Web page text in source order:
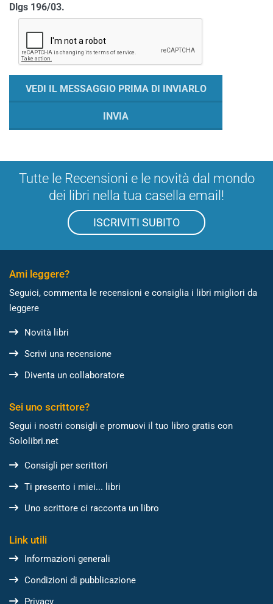
Dlgs 196/03.
Tutte le Recensioni e le novità dal mondo
dei libri nella tua casella email!
ISCRIVITI SUBITO
Ami leggere?
Seguici, commenta le recensioni e consiglia i libri migliori da
leggere
Novità libri
Scrivi una recensione
Diventa un collaboratore
Sei uno scrittore?
Segui i nostri consigli e promuovi il tuo libro gratis con
Sololibri.net
Consigli per scrittori
Ti presento i miei... libri
Uno scrittore ci racconta un libro
Link utili
Informazioni generali
Condizioni di pubblicazione
Privacy